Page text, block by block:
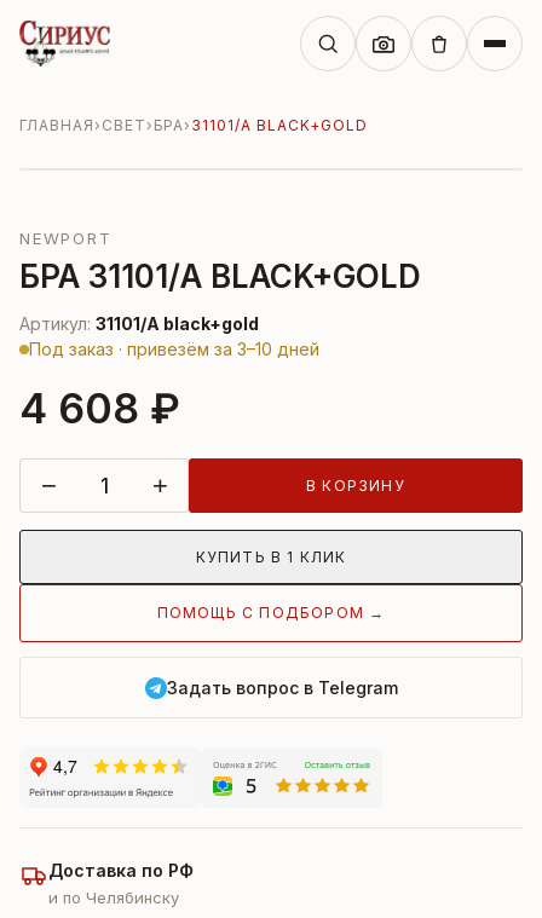
ГЛАВНАЯ› СВЕТ› БРА› 31101/A BLACK+GOLD
NEWPORT
БРА 31101/A BLACK+GOLD
Артикул: 31101/A black+gold
Под заказ · привезём за 3–10 дней
4 608 ₽
− + В КОРЗИНУ
КУПИТЬ В 1 КЛИК
ПОМОЩЬ С ПОДБОРОМ →
Задать вопрос в Telegram
Доставка по РФ
и по Челябинску